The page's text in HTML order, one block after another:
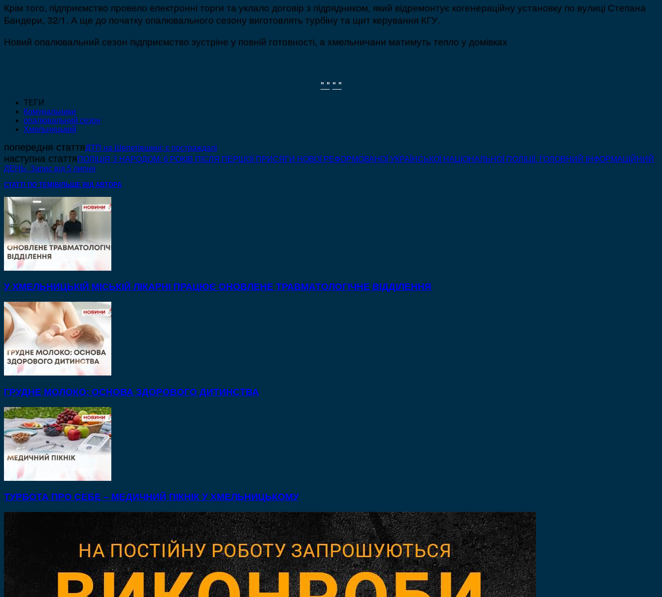
Крім того, підприємство провело електронні торги та уклало договір з підрядником, який відремонтує когенераційну установку по вулиці Степана
Бандери, 32/1. А ще до початку опалювального сезону виготовлять турбіну та щит керування КГУ.
Новий опалювальний сезон підприємство зустріне у повній готовності, а хмельничани матимуть тепло у домівках
" " " "
ТЕГИ
Комунальники
опалювальний сезон
Хмельницький
попередня статтяДТП на Шепетівщині: є постраждалі
наступна статтяПОЛІЦІЯ З НАРОДОМ: 6 РОКІВ ПІСЛЯ ПЕРШОЇ ПРИСЯГИ НОВОЇ РЕФОРМОВАНОЇ УКРАЇНСЬКОЇ НАЦІОНАЛЬНОЇ ПОЛІЦІЇ. ГОЛОВНИЙ ІНФОРМАЦІЙНИЙ
ДЕНЬ. Запис від 5 липня
СТАТТІ ПО ТЕМІ БІЛЬШЕ ВІД АВТОРА
У ХМЕЛЬНИЦЬКІЙ МІСЬКІЙ ЛІКАРНІ ПРАЦЮЄ ОНОВЛЕНЕ ТРАВМАТОЛОГІЧНЕ ВІДДІЛЕННЯ
ГРУДНЕ МОЛОКО: ОСНОВА ЗДОРОВОГО ДИТИНСТВА
ТУРБОТА ПРО СЕБЕ – МЕДИЧНИЙ ПІКНІК У ХМЕЛЬНИЦЬКОМУ